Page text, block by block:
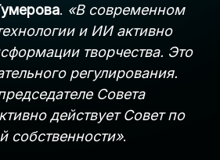
. «В современном
и ИИ активно
творчества. Это
регулирования.
Совета
действует Совет по
собственности».